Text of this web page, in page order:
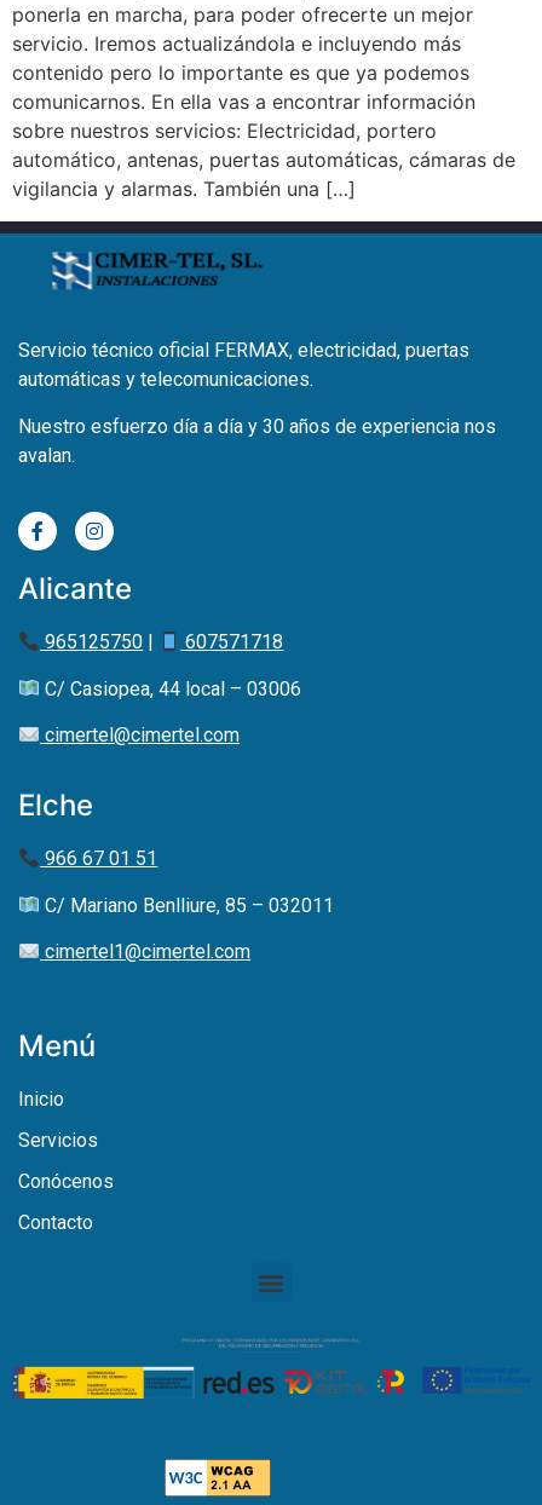
ponerla en marcha, para poder ofrecerte un mejor
servicio. Iremos actualizándola e incluyendo más
contenido pero lo importante es que ya podemos
comunicarnos. En ella vas a encontrar información
sobre nuestros servicios: Electricidad, portero
automático, antenas, puertas automáticas, cámaras de
vigilancia y alarmas. También una […]
Servicio técnico oficial FERMAX, electricidad, puertas
automáticas y telecomunicaciones.
Nuestro esfuerzo día a día y 30 años de experiencia nos
avalan.
Alicante
965125750 | 607571718
C/ Casiopea, 44 local – 03006
cimertel@cimertel.com
Elche
966 67 01 51
C/ Mariano Benlliure, 85 – 032011
cimertel1@cimertel.com
Menú
Inicio
Servicios
Conócenos
Contacto